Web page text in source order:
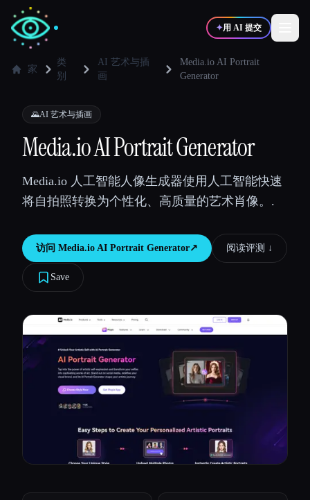
✦用 AI 提交
💻开发者 📈营销
🎓学生 🎬创作者
博客
所有分类
关于
家
类
别
AI 艺术与插
画
Media.io AI Portrait
Generator
🌄AI 艺术与插画
Media.io AI Portrait Generator
Media.io 人工智能人像生成器使用人工智能快速
将自拍照转换为个性化、高质量的艺术肖像。.
访问 Media.io AI Portrait Generator↗︎ 阅读评测 ↓︎
Save